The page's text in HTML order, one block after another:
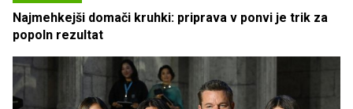
Najmehkejši domači kruhki: priprava v ponvi je trik za
popoln rezultat